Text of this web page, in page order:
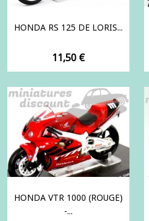
HONDA RS 125 DE LORIS...
Prix
11,50 €
HONDA VTR 1000 (ROUGE)
-...